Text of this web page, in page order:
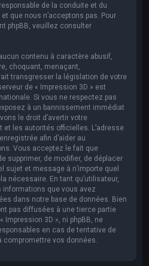
de la conduite et du
que nous n’acceptons pas. Pour
phpBB, veuillez consulter
contenu à caractère abusif,
choquant, menaçant,
transgresser la législation de votre
de « Impression 3D » est
Si vous ne respectez pas
à un bannissement immédiat
le droit d’avertir votre
et les autorités officielles. L’adresse
afin d’aider au
Vous acceptez le fait que
supprimer, de modifier, de déplacer
sujet et message à n’importe quel
nécessaire. En tant qu’utilisateur,
que vous avez
dans notre base de données. Bien
pas diffusées à une tierce partie
3D », ni phpBB, ne
en cas de tentative de
vos données.